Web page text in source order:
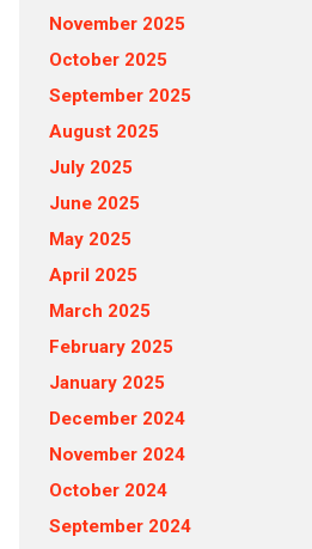
November 2025
October 2025
September 2025
August 2025
July 2025
June 2025
May 2025
April 2025
March 2025
February 2025
January 2025
December 2024
November 2024
October 2024
September 2024